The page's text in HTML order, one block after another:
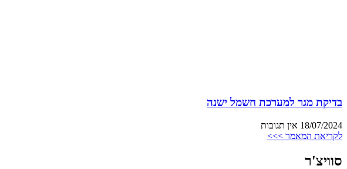
בדיקת מגר למערכת חשמל ישנה
18/07/2024 אין תגובות
לקריאת המאמר >>>
סוויצ'ר